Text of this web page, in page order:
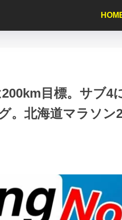
目標。サブ4
。北海道マラソン